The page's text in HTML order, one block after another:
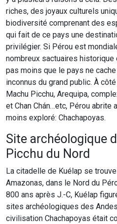
riches, des joyaux culturels
biodiversité comprenant des
qui fait de ce pays une
privilégier. Si Pérou est
nombreux sactuaires historique
pas moins que le pays ne
inconnus du grand public. À
Machu Picchu, Arequipa,
et Chan Chán…etc, Pérou abrite
moins exploré: Chachapoyas.
Site archéologique
Picchu du Nord
La citadelle de Kuélap se
Amazonas, dans le Nord du
800 ans après J.-C, Kuélap
sites archéologiques des
civilisation Chachapoyas était